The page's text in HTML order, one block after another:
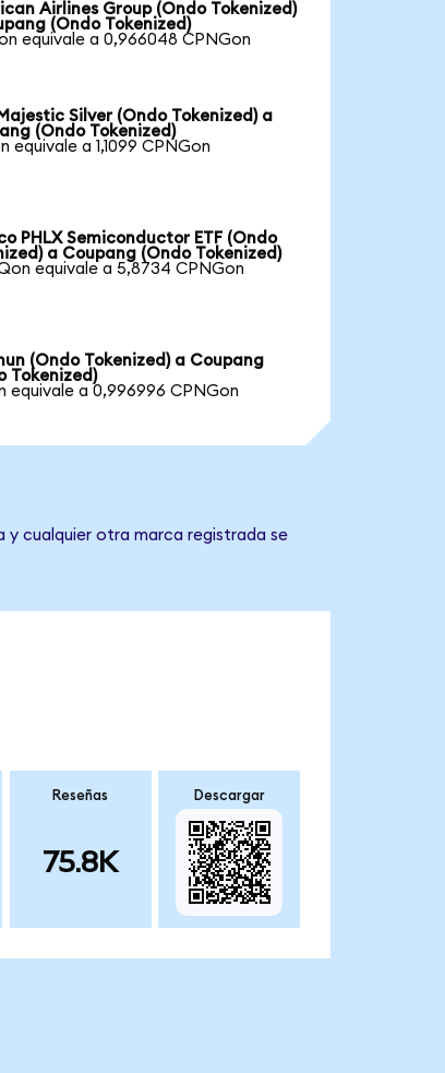
Airlines Group (Ondo Tokenized)
(Ondo Tokenized)
equivale a 0,966048 CPNGon
Silver (Ondo Tokenized) a
(Ondo Tokenized)
equivale a 1,1099 CPNGon
PHLX Semiconductor ETF (Ondo
a Coupang (Ondo Tokenized)
equivale a 5,8734 CPNGon
(Ondo Tokenized) a Coupang
Tokenized)
equivale a 0,996996 CPNGon
y cualquier otra marca registrada se
Reseñas
75.8K
Descargar